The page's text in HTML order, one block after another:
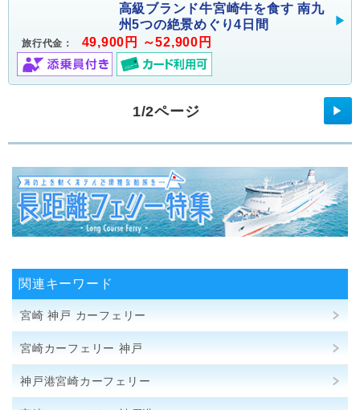
高級ブランド牛宮崎牛を食す 南九
州5つの絶景めぐり4日間
旅行代金： 49,900円 ～52,900円
1/2ページ ▶
関連キーワード
宮崎 神戸 カーフェリー
宮崎カーフェリー 神戸
神戸港宮崎カーフェリー